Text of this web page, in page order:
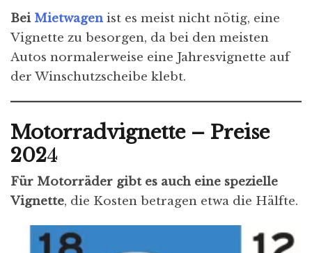
Bei Mietwagen ist es meist nicht nötig, eine
Vignette zu besorgen, da bei den meisten
Autos normalerweise eine Jahresvignette auf
der Winschutzscheibe klebt.
Motorradvignette – Preise
2024
Für Motorräder gibt es auch eine spezielle
Vignette, die Kosten betragen etwa die Hälfte.